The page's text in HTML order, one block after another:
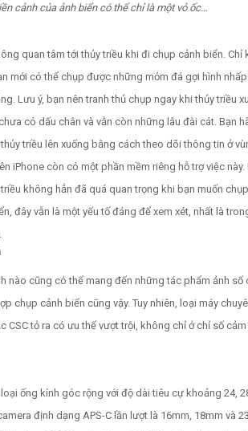
cảnh của ảnh biển có thể chỉ là một vỏ ốc…
quan tâm tới thủy triều khi đi chụp cảnh biển. Chỉ
mới có thể chụp được những mỏm đá gợi hình
Lưu ý, bạn nên tranh thủ chụp ngay khi thủy triều
có dấu chân và vẫn còn những lâu đài cát. Bạn
triều lên xuống bằng cách theo dõi thông tin ở
iPhone còn có một phần mềm riêng hỗ trợ việc này.
không hẳn đã quá quan trọng khi bạn muốn
đây vẫn là một yếu tố đáng để xem xét, nhất là
nào cũng có thể mang đến những tác phẩm ảnh số
chụp cảnh biển cũng vậy. Tuy nhiên, loại máy
CSC tỏ ra có ưu thế vượt trội, không chỉ ở chỉ số
ống kính góc rộng với độ dài tiêu cự khoảng 24,
định dạng APS-C lần lượt là 16mm, 18mm và